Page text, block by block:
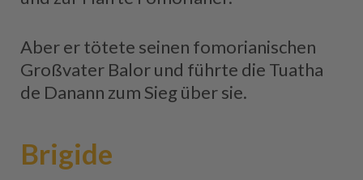
Aber er tötete seinen fomorianischen
Großvater Balor und führte die Tuatha
de Danann zum Sieg über sie.
Brigide